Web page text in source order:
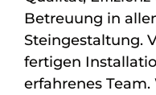
Betreuung in
Steingestaltung.
fertigen
erfahrenes